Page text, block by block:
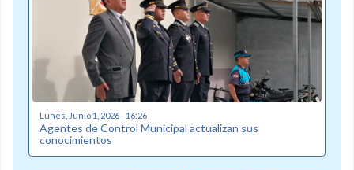
Lunes, Junio 1, 2026 - 16:26
Agentes de Control Municipal actualizan sus
conocimientos